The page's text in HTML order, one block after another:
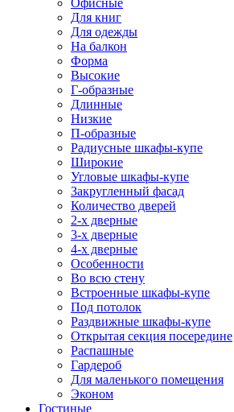
Офисные
Для книг
Для одежды
На балкон
Форма
Высокие
Г-образные
Длинные
Низкие
П-образные
Радиусные шкафы-купе
Широкие
Угловые шкафы-купе
Закругленный фасад
Количество дверей
2-х дверные
3-х дверные
4-х дверные
Особенности
Во всю стену
Встроенные шкафы-купе
Под потолок
Раздвижные шкафы-купе
Открытая секция посередине
Распашные
Гардероб
Для маленького помещения
Эконом
Гостиные